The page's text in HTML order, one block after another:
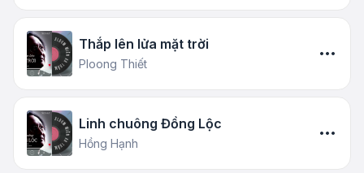
Thắp lên lửa mặt trời
Ploong Thiết
Linh chuông Đồng Lộc
Hồng Hạnh